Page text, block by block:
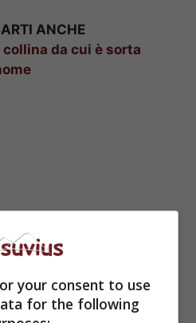
ANCHE
da cui è sorta
your consent to use
for the following